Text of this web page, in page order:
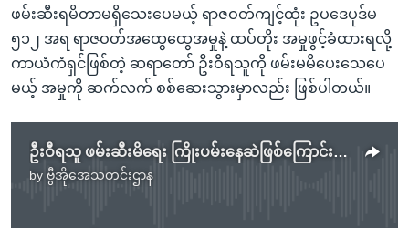
ဖမ်းဆီးရမိတာမရှိသေးပေမယ့် ရာဇဝတ်ကျင့်ထုံး ဥပဒေပုဒ်မ
၅၁၂ အရ ရာဇဝတ်အထွေထွေအမှုနဲ့ ထပ်တိုး အမှုဖွင့်ခံထားရလို့
ကာယံကံရှင်ဖြစ်တဲ့ ဆရာတော် ဦးဝီရသူကို ဖမ်းမမိပေးသေပေ
မယ့် အမှုကို ဆက်လက် စစ်ဆေးသွားမှာလည်း ဖြစ်ပါတယ်။
ဦးဝီရသူ ဖမ်းဆီးမိရေး ကြိုးပမ်းနေဆဲဖြစ်ကြောင်း အစိုးရရှင်းလင်း
by ဗွီအိုအေသတင်းဌာန
No media source currently available